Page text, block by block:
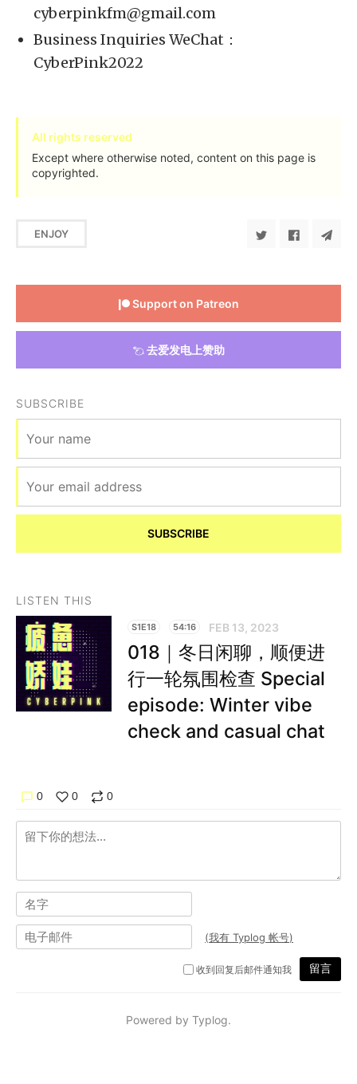
cyberpinkfm@gmail.com
Business Inquiries WeChat：
CyberPink2022
All rights reserved
Except where otherwise noted, content on this page is
copyrighted.
ENJOY
Support on Patreon
去爱发电上赞助
SUBSCRIBE
SUBSCRIBE
LISTEN THIS
S1E18 54:16 FEB 13, 2023
018｜冬日闲聊，顺便进
行一轮氛围检查 Special
episode: Winter vibe
check and casual chat